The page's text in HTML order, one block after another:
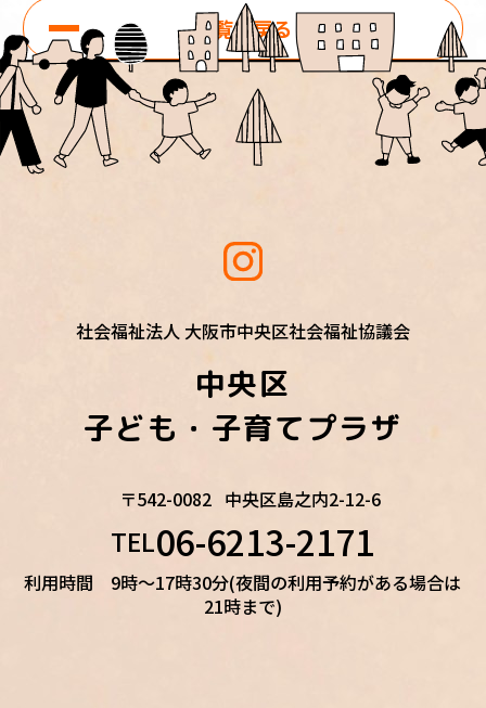
一覧に戻る
社会福祉法人 大阪市中央区社会福祉協議会
中央区
子ども・子育てプラザ
〒542-0082 中央区島之内2-12-6
TEL06-6213-2171
利用時間 9時～17時30分(夜間の利用予約がある場合は
21時まで)